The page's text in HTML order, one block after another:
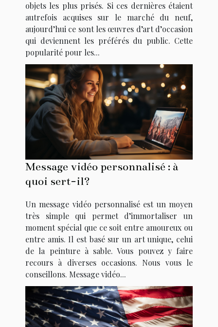
objets les plus prisés. Si ces dernières étaient
autrefois acquises sur le marché du neuf,
aujourd’hui ce sont les œuvres d’art d’occasion
qui deviennent les préférés du public. Cette
popularité pour les...
Message vidéo personnalisé : à
quoi sert-il?
Un message vidéo personnalisé est un moyen
très simple qui permet d’immortaliser un
moment spécial que ce soit entre amoureux ou
entre amis. Il est basé sur un art unique, celui
de la peinture à sable. Vous pouvez y faire
recours à diverses occasions. Nous vous le
conseillons. Message vidéo...